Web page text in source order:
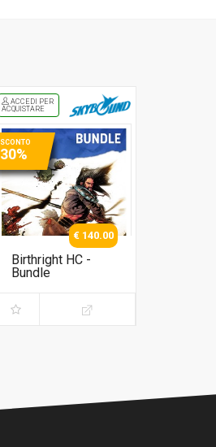
ACCEDI PER
ACQUISTARE
Birthright HC -
Bundle
€ 140.00
SCONTO
30%